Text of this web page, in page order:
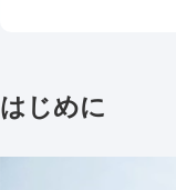
はじめに